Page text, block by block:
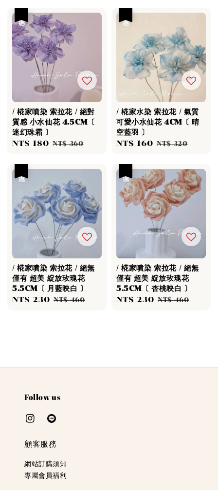
/ 椛家噴染 索拉花 / 絕對
質感 小水仙花 4.5CM〔
迷幻珠霜 〕
Sale
NT$ 180 Regular
NT$ 360
/ 椛家水染 索拉花 / 氣質
可愛小水仙花 4CM〔 晴
空藍羽 〕
Sale
NT$ 160 Regular
NT$ 320
/ 椛家噴染 索拉花 / 絕無
僅有 超美 綻放玫瑰花
5.5CM〔 月藍映白 〕
Sale
NT$ 230 Regular
NT$ 460
/ 椛家噴染 索拉花 / 絕無
僅有 超美 綻放玫瑰花
5.5CM〔 杏桃映白 〕
Sale
NT$ 230 Regular
NT$ 460
Follow us
顧客服務
網站訂購須知
專屬會員福利